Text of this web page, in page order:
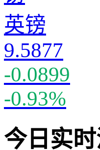
英镑
9.5877
-0.0899
-0.93%
今日实